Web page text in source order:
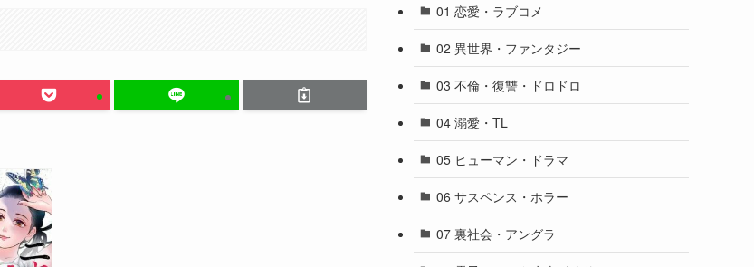
01 恋愛・ラブコメ
02 異世界・ファンタジー
03 不倫・復讐・ドロドロ
04 溺愛・TL
05 ヒューマン・ドラマ
06 サスペンス・ホラー
07 裏社会・アングラ